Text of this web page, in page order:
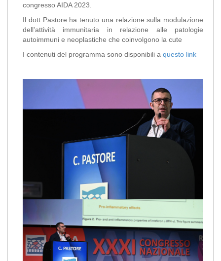
congresso AIDA 2023.
Il dott Pastore ha tenuto una relazione sulla modulazione
dell'attività immunitaria in relazione alle patologie
autoimmuni e neoplastiche che coinvolgono la cute
I contenuti del programma sono disponibili a questo link